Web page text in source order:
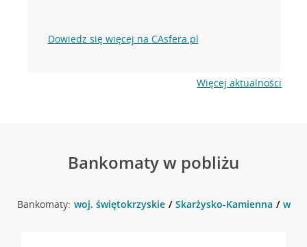
Dowiedz się więcej na CAsfera.pl
Więcej aktualności
Bankomaty w pobliżu
Bankomaty: woj. świętokrzyskie Skarżysko-Kamienna w